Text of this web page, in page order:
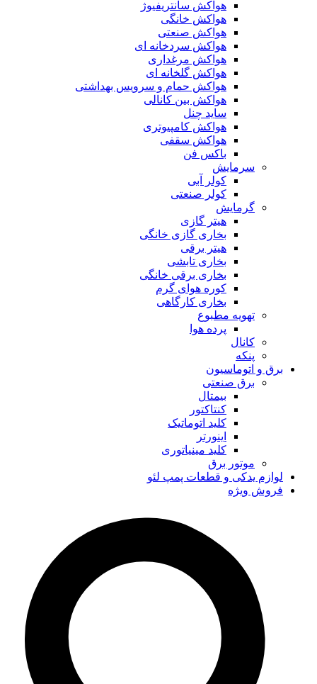
هواکش سانتریفیوژ
هواکش خانگی
هواکش صنعتی
هواکش سردخانه ای
هواکش مرغداری
هواکش گلخانه ای
هواکش حمام و سرویس بهداشتی
هواکش بین کانالی
ساید چنل
هواکش کامپیوتری
هواکش سقفی
باکس فن
سرمایش
کولر آبی
کولر صنعتی
گرمایش
هیتر گازی
بخاری گازی خانگی
هیتر برقی
بخاری تابشی
بخاری برقی خانگی
کوره هوای گرم
بخاری کارگاهی
تهویه مطبوع
پرده هوا
کانال
پنکه
برق و اتوماسیون
برق صنعتی
بیمتال
کنتاکتور
کلید اتوماتیک
اینورتر
کلید مینیاتوری
موتور برق
لوازم یدکی و قطعات پمپ لئو
فروش ویژه